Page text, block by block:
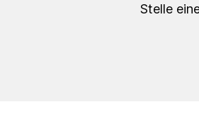
Stelle